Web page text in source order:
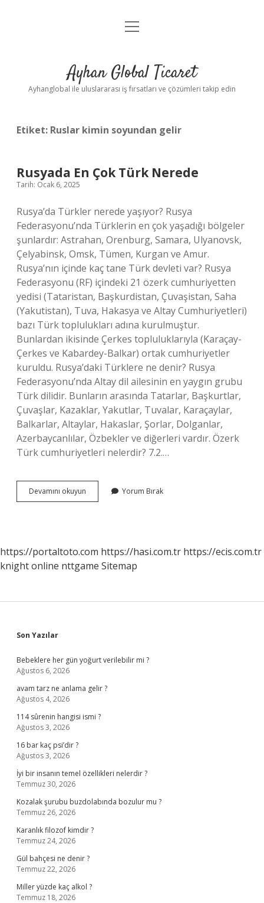
Anasayfa
Yasal Uyarı
menüyü
Ayhan Global Ticaret
Ayhanglobal ile uluslararası iş fırsatları ve çözümleri takip edin
Etiket: Ruslar kimin soyundan gelir
Rusyada En Çok Türk Nerede
Tarih: Ocak 6, 2025
Rusya’da Türkler nerede yaşıyor? Rusya
Federasyonu’nda Türklerin en çok yaşadığı bölgeler
şunlardır: Astrahan, Orenburg, Samara, Ulyanovsk,
Çelyabinsk, Omsk, Tümen, Kurgan ve Amur.
Rusya’nın içinde kaç tane Türk devleti var? Rusya
Federasyonu (RF) içindeki 21 özerk cumhuriyetten
yedisi (Tataristan, Başkurdistan, Çuvaşistan, Saha
(Yakutistan), Tuva, Hakasya ve Altay Cumhuriyetleri)
bazı Türk toplulukları adına kurulmuştur.
Bunlardan ikisinde Çerkes topluluklarıyla (Karaçay-
Çerkes ve Kabardey-Balkar) ortak cumhuriyetler
kuruldu. Rusya’daki Türklere ne denir? Rusya
Federasyonu’nda Altay dil ailesinin en yaygın grubu
Türk dilidir. Bunların arasında Tatarlar, Başkurtlar,
Çuvaşlar, Kazaklar, Yakutlar, Tuvalar, Karaçaylar,
Balkarlar, Altaylar, Hakaslar, Şorlar, Dolganlar,
Azerbaycanlılar, Özbekler ve diğerleri vardır. Özerk
Türk cumhuriyetleri nelerdir? 7.2.…
Devamını okuyun Rusyada
En
Yorum Bırak
https://portaltoto.com https://hasi.com.tr https://ecis.com.tr
knight online nttgame Sitemap
Sidebar
Son Yazılar
Bebeklere her gün yoğurt verilebilir mi ?
Ağustos 6, 2026
avam tarz ne anlama gelir ?
Ağustos 4, 2026
114 sûrenin hangisi ismi ?
Ağustos 3, 2026
16 bar kaç psi’dir ?
Ağustos 3, 2026
İyi bir insanın temel özellikleri nelerdir ?
Temmuz 30, 2026
Kozalak şurubu buzdolabında bozulur mu ?
Temmuz 26, 2026
Karanlık filozof kimdir ?
Temmuz 24, 2026
Gül bahçesi ne denir ?
Temmuz 22, 2026
Miller yüzde kaç alkol ?
Temmuz 18, 2026